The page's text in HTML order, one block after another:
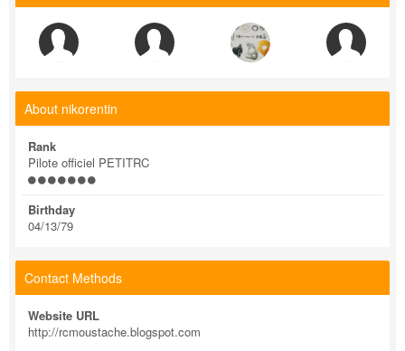
About nikorentin
Rank
Pilote officiel PETITRC
Birthday
04/13/79
Contact Methods
Website URL
http://rcmoustache.blogspot.com